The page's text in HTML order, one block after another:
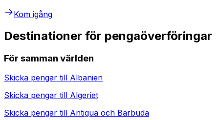
Kom igång
Destinationer för pengaöverföringar
För samman världen
Skicka pengar till Albanien
Skicka pengar till Algeriet
Skicka pengar till Antigua och Barbuda